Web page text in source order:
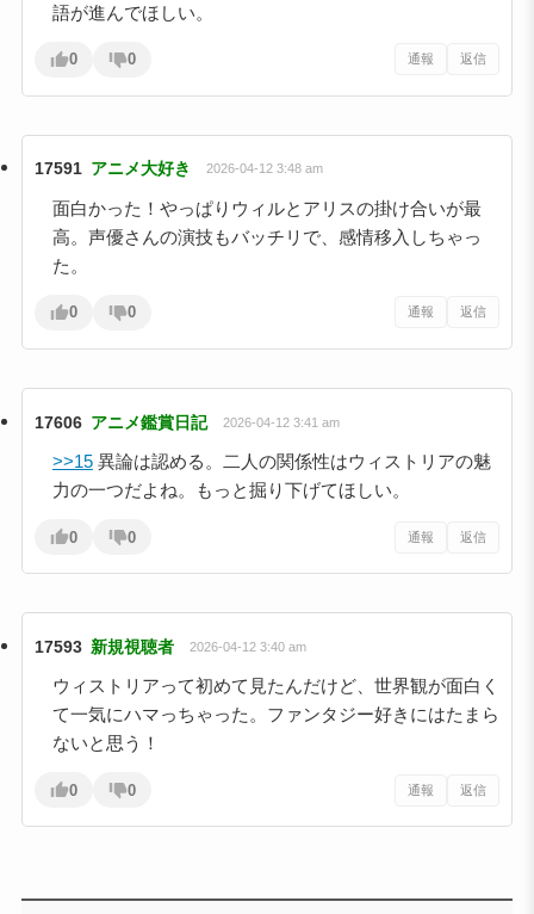
語が進んでほしい。
0 0 通報 返信
17591 アニメ大好き 2026-04-12 3:48 am
面白かった！やっぱりウィルとアリスの掛け合いが最
高。声優さんの演技もバッチリで、感情移入しちゃっ
た。
0 0 通報 返信
17606 アニメ鑑賞日記 2026-04-12 3:41 am
>>15異論は認める。二人の関係性はウィストリアの魅
力の一つだよね。もっと掘り下げてほしい。
0 0 通報 返信
17593 新規視聴者 2026-04-12 3:40 am
ウィストリアって初めて見たんだけど、世界観が面白く
て一気にハマっちゃった。ファンタジー好きにはたまら
ないと思う！
0 0 通報 返信